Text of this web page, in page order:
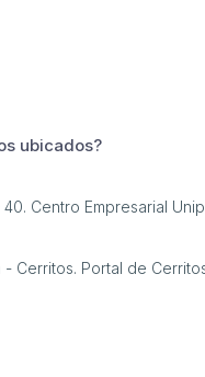
ubicados?
40. Centro Empresarial
- Cerritos. Portal de